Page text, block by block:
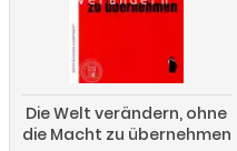
Die Welt verändern, ohne
die Macht zu übernehmen